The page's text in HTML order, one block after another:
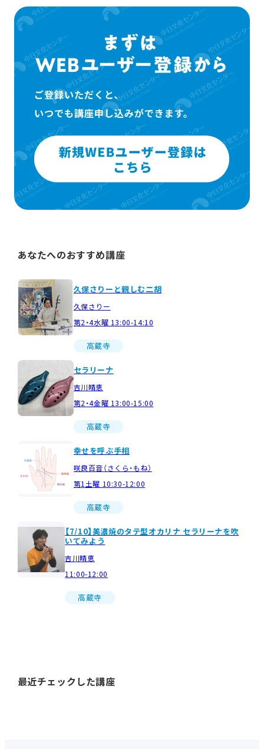
あなたへのおすすめ講座
久保さりーと親しむ二胡
久保さりー
第2・4水曜 13:00-14:10
高蔵寺
セラリーナ
吉川晴恵
第2・4金曜 13:00-15:00
高蔵寺
幸せを呼ぶ手相
咲良百音（さくら・もね）
第1土曜 10:30-12:00
高蔵寺
【7/10】美濃焼のタテ型オカリナ セラリーナを吹
いてみよう
吉川晴恵
11:00-12:00
高蔵寺
最近チェックした講座